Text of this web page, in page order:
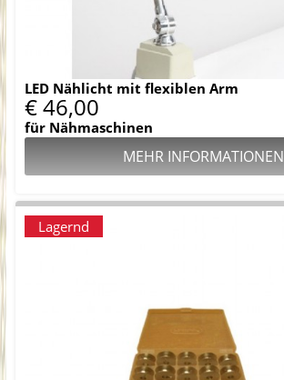
LED Nählicht mit flexiblen Arm
€ 46,00
für Nähmaschinen
MEHR INFORMATIONEN
Lagernd